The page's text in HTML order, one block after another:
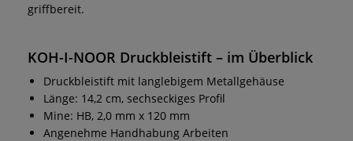
griffbereit.
KOH-I-NOOR Druckbleistift – im Überblick
Druckbleistift mit langlebigem Metallgehäuse
Länge: 14,2 cm, sechseckiges Profil
Mine: HB, 2,0 mm x 120 mm
Angenehme Handhabung Arbeiten